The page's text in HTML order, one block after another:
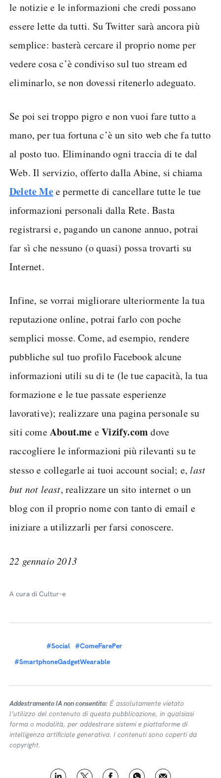
le notizie e le informazioni che credi possano
essere lette da tutti. Su Twitter sarà ancora più
semplice: basterà cercare il proprio nome per
vedere cosa c’è condiviso sul tuo stream ed
eliminarlo, se non dovessi ritenerlo adeguato.
Se poi sei troppo pigro e non vuoi fare tutto a
mano, per tua fortuna c’è un sito web che fa tutto
al posto tuo. Eliminando ogni traccia di te dal
Web. Il servizio, offerto dalla Abine, si chiama
Delete Mee permette di cancellare tutte le tue
informazioni personali dalla Rete. Basta
registrarsi e, pagando un canone annuo, potrai
far sì che nessuno (o quasi) possa trovarti su
Internet.
Infine, se vorrai migliorare ulteriormente la tua
reputazione online, potrai farlo con poche
semplici mosse. Come, ad esempio, rendere
pubbliche sul tuo profilo Facebook alcune
informazioni utili su di te (le tue capacità, la tua
formazione e le tue passate esperienze
lavorative); realizzare una pagina personale su
siti comeAbout.me eVizify.comdove
raccogliere le informazioni più rilevanti su te
stesso e collegarle ai tuoi account social; e,last
but not least, realizzare un sito internet o un
blog con il proprio nome con tanto di email e
iniziare a utilizzarli per farsi conoscere.
22 gennaio 2013
A cura di Cultur-e
#Social #ComeFarePer
#SmartphoneGadgetWearable
Addestramento IA non consentito: É assolutamente vietato
l’utilizzo del contenuto di questa pubblicazione, in qualsiasi
forma o modalità, per addestrare sistemi e piattaforme di
intelligenza artificiale generativa. I contenuti sono coperti da
copyright.